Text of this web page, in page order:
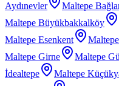
Aydınevler
Maltepe
Maltepe Büyükbakkalköy
Maltepe Esenkent
Maltepe Girne
Maltepe
İdealtepe
Maltepe